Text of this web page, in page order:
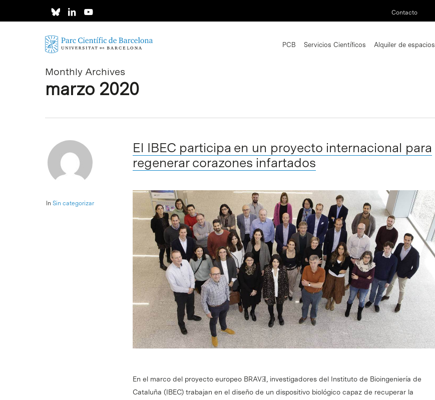
Contacto
PCB Servicios Científicos Alquiler de espacios
Monthly Archives
marzo 2020
In Sin categorizar
El IBEC participa en un proyecto internacional para
regenerar corazones infartados
En el marco del proyecto europeo BRAVƎ, investigadores del Instituto de Bioingeniería de
Cataluña (IBEC) trabajan en el diseño de un dispositivo biológico capaz de recuperar la